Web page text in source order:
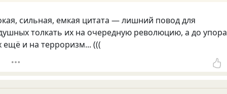
сильная, емкая цитата — лишний повод для
толкать их на очередную революцию, а до упора
ещё и на терроризм... (((